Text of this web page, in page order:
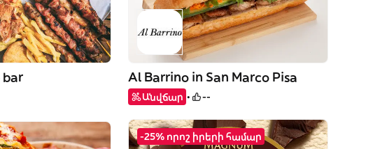
bar Al Barrino in San Marco Pisa
Անվճար --
-25% որոշ իրերի համար